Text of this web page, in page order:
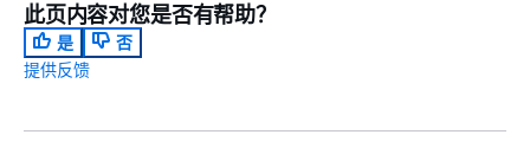
此页内容对您是否有帮助？
是
否
提供反馈